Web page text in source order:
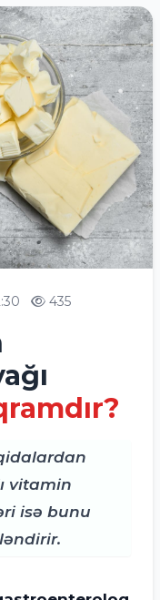
435
vitamin
isə bunu